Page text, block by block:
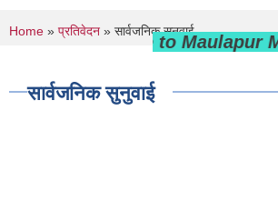
Welcome to Maulapur
You are here
Home » प्रतिवेदन » सार्वजनिक सुनुवाई
सार्वजनिक सुनुवाई